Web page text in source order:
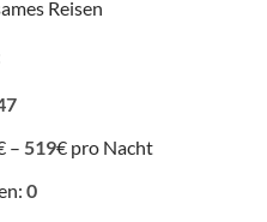
Reisen
– 519€ pro Nacht
0